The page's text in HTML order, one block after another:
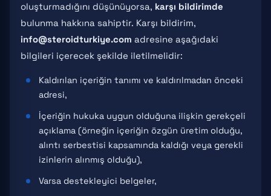
oluşturmadığını düşünüyorsa, karşı bildirimde
bulunma hakkına sahiptir. Karşı bildirim,
info@steroidturkiye.com adresine aşağıdaki
bilgileri içerecek şekilde iletilmelidir:
Kaldırılan içeriğin tanımı ve kaldırılmadan önceki
adresi,
İçeriğin hukuka uygun olduğuna ilişkin gerekçeli
açıklama (örneğin içeriğin özgün üretim olduğu,
alıntı serbestisi kapsamında kaldığı veya gerekli
izinlerin alınmış olduğu),
Varsa destekleyici belgeler,